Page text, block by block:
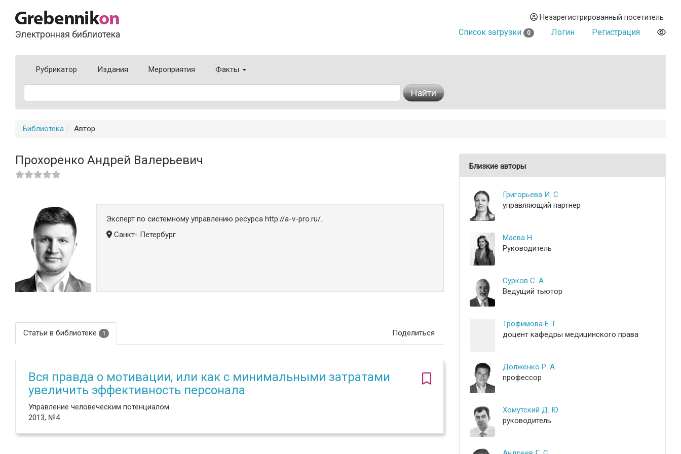
Электронная библиотека
Незарегистрированный посетитель
Список загрузки 0 Логин Регистрация
Рубрикатор Издания Мероприятия Факты
Найти
Библиотека Автор
Прохоренко Андрей Валерьевич
Эксперт по системному управлению ресурса http://a-v-pro.ru/.
Санкт- Петербург
Статьи в библиотеке 1 Поделиться
Вся правда о мотивации, или как с минимальными затратами
увеличить эффективность персонала
Управление человеческим потенциалом
2013, №4
Близкие авторы
Григорьева И. С.
управляющий партнер
Маева Н.
Руководитель
Сурков С. А.
Ведущий тьютор
Трофимова Е. Г.
доцент кафедры медицинского права
Долженко Р. А.
профессор
Хомутский Д. Ю.
руководитель